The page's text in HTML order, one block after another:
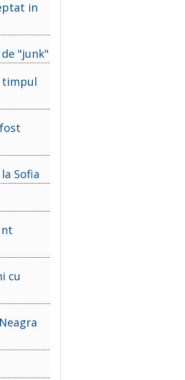
in
"junk"
timpul
Sofia
cu